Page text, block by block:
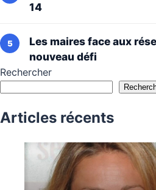
14
Les maires face aux
nouveau défi
Rechercher
Articles récents